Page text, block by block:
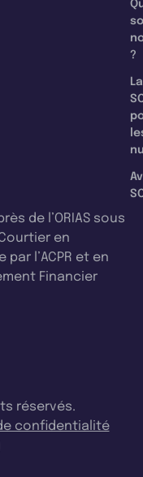
?
La
de l’ORIAS sous
en
l’ACPR et en
Financier
réservés.
confidentialité